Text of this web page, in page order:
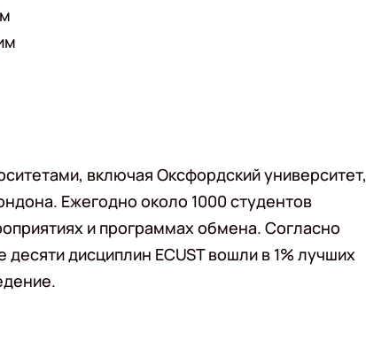
включая Оксфордский университет,
Ежегодно около 1000 студентов
и программах обмена. Согласно
дисциплин ECUST вошли в 1% лучших